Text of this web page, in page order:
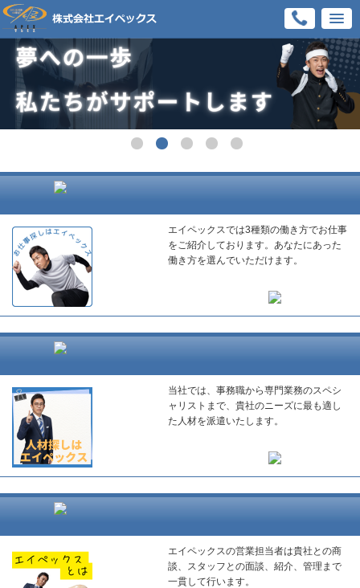
エイペックスでは3種類の働き方でお仕事
をご紹介しております。あなたにあった
働き方を選んでいただけます。
当社では、事務職から専門業務のスペシ
ャリストまで、貴社のニーズに最も適し
た人材を派遣いたします。
エイペックスの営業担当者は貴社との商
談、スタッフとの面談、紹介、管理まで
一貫して行います。